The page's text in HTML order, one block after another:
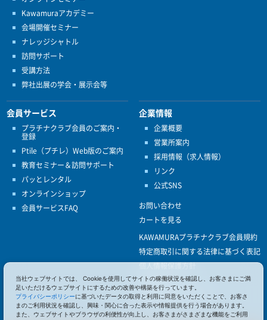
Kawamuraアカデミー
会場開催セミナー
ナレッジシャトル
訪問サポート
受講方法
弊社出展の学会・展示会等
会員サービス
プラチナクラブ会員のご案内・
登録
Ptile（プチレ）Web版のご案内
教育セミナー＆訪問サポート
パッとレンタル
オンラインショップ
会員サービスFAQ
企業情報
企業概要
営業所案内
採用情報（求人情報）
リンク
公式SNS
お問い合わせ
カートを見る
KAWAMURAプラチナクラブ会員規約
特定商取引に関する法律に基づく表記
個人情報保護方針
ISO9001
健康経営優良法人認定
当社ウェブサイトでは、 Cookieを使用してサイトの稼働状況を確認し、お客さまにご満
足いただけるウェブサイトにするための改善や構築を行っています。
プライバシーポリシーに基づいたデータの取得と利用に同意をいただくことで、お客さ
まのご利用状況を確認し、興味・関心に合った表示や情報提供を行う場合があります。
また、ウェブサイトやブラウザの利便性が向上し、お客さまがさまざまな機能をご利用